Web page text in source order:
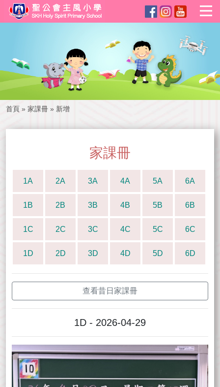
首頁 » 家課冊 » 新增
家課冊
1A 2A 3A 4A 5A 6A
1B 2B 3B 4B 5B 6B
1C 2C 3C 4C 5C 6C
1D 2D 3D 4D 5D 6D
查看昔日家課冊
1D - 2026-04-29